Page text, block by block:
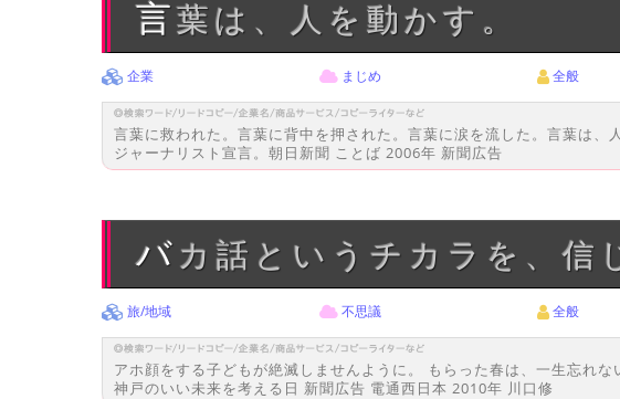
言葉は、人を動かす。
企業 まじめ 全般
言葉に救われた。言葉に背中を押された。言葉に涙を流した。言葉は、
ジャーナリスト宣言。朝日新聞 ことば 2006年 新聞広告
バカ話というチカラを、信
旅/地域 不思議 全般
アホ顔をする子どもが絶滅しませんように。 もらった春は、一生忘れ
神戸のいい未来を考える日 新聞広告 電通西日本 2010年 川口修